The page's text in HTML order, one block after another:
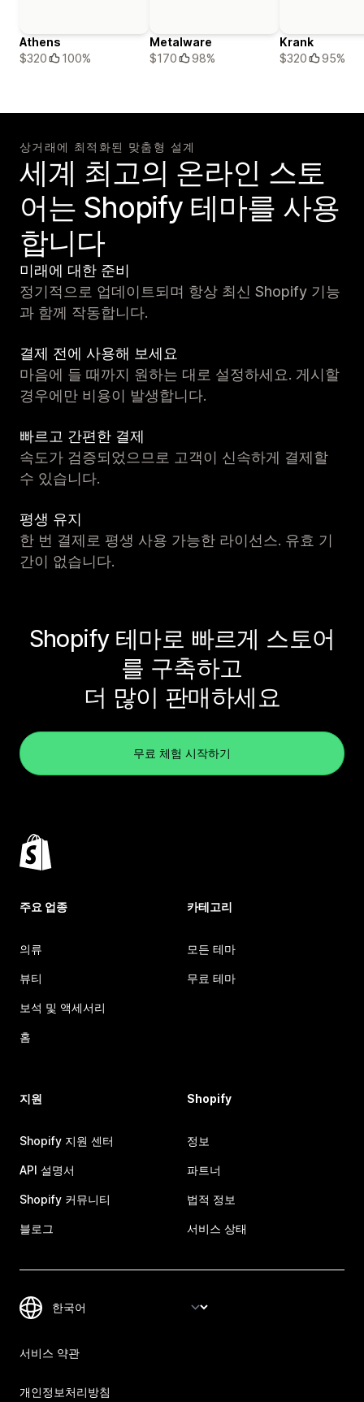
Athens
$320
100%
Metalware
$170
98%
Krank
$320
95%
상거래에 최적화된 맞춤형 설계
세계 최고의 온라인 스토
어는 Shopify 테마를 사용
합니다
미래에 대한 준비
정기적으로 업데이트되며 항상 최신 Shopify 기능
과 함께 작동합니다.
결제 전에 사용해 보세요
마음에 들 때까지 원하는 대로 설정하세요. 게시할
경우에만 비용이 발생합니다.
빠르고 간편한 결제
속도가 검증되었으므로 고객이 신속하게 결제할
수 있습니다.
평생 유지
한 번 결제로 평생 사용 가능한 라이선스. 유효 기
간이 없습니다.
Shopify 테마로 빠르게 스토어
를 구축하고
더 많이 판매하세요
무료 체험 시작하기
주요 업종
의류
뷰티
보석 및 액세서리
홈
카테고리
모든 테마
무료 테마
지원
Shopify 지원 센터
API 설명서
Shopify 커뮤니티
블로그
Shopify
정보
파트너
법적 정보
서비스 상태
서비스 약관
개인정보처리방침